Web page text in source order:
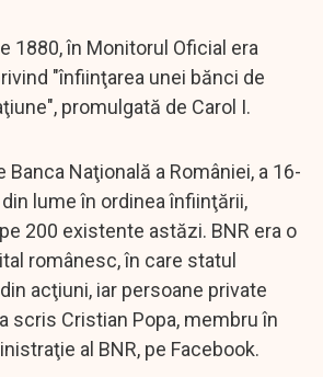
1880, în Monitorul Oficial era
"înfiinţarea unei bănci de
promulgată de Carol I.
Banca Naţională a României, a 16-
lume în ordinea înfiinţării,
200 existente astăzi. BNR era o
românesc, în care statul
acţiuni, iar persoane private
scris Cristian Popa, membru în
al BNR, pe Facebook.